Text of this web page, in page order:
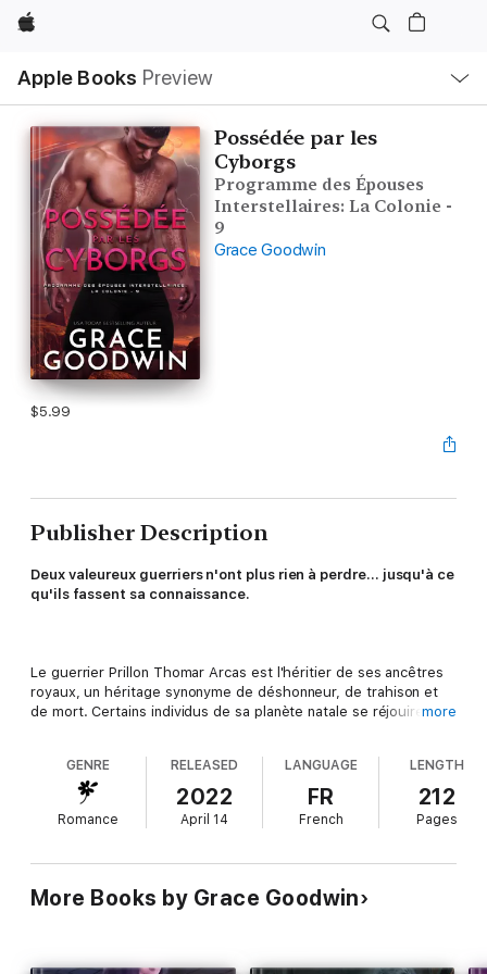
Apple
Apple Books Preview
Nav
Open
Menu
Possédée par les
Cyborgs
Programme des Épouses
Interstellaires: La Colonie -
9
Grace Goodwin
$5.99
Publisher Description
Deux valeureux guerriers n'ont plus rien à perdre… jusqu'à ce
qu'ils fassent sa connaissance.
Le guerrier Prillon Thomar Arcas est l'héritier de ses ancêtres
royaux, un héritage synonyme de déshonneur, de trahison et
de mort. Certains individus de sa planète natale se réjouirent
Thomar et Varin, son coéquipier, s'échappent et détruisent une
Colonie, dernier bastion des hommes contaminés. A leur
arrivée, ils souffrent le martyre, leurs implants cyborg se
déchaînent afin de prendre le contrôle des puissants guerriers.
more
GENRE
Romance
RELEASED
2022
April 14
LANGUAGE
FR
French
LENGTH
212
Pages
More Books by Grace Goodwin